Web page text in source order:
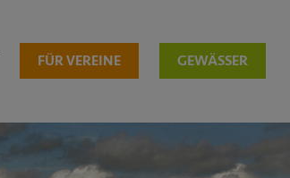
FÜR VEREINE GEWÄSSER